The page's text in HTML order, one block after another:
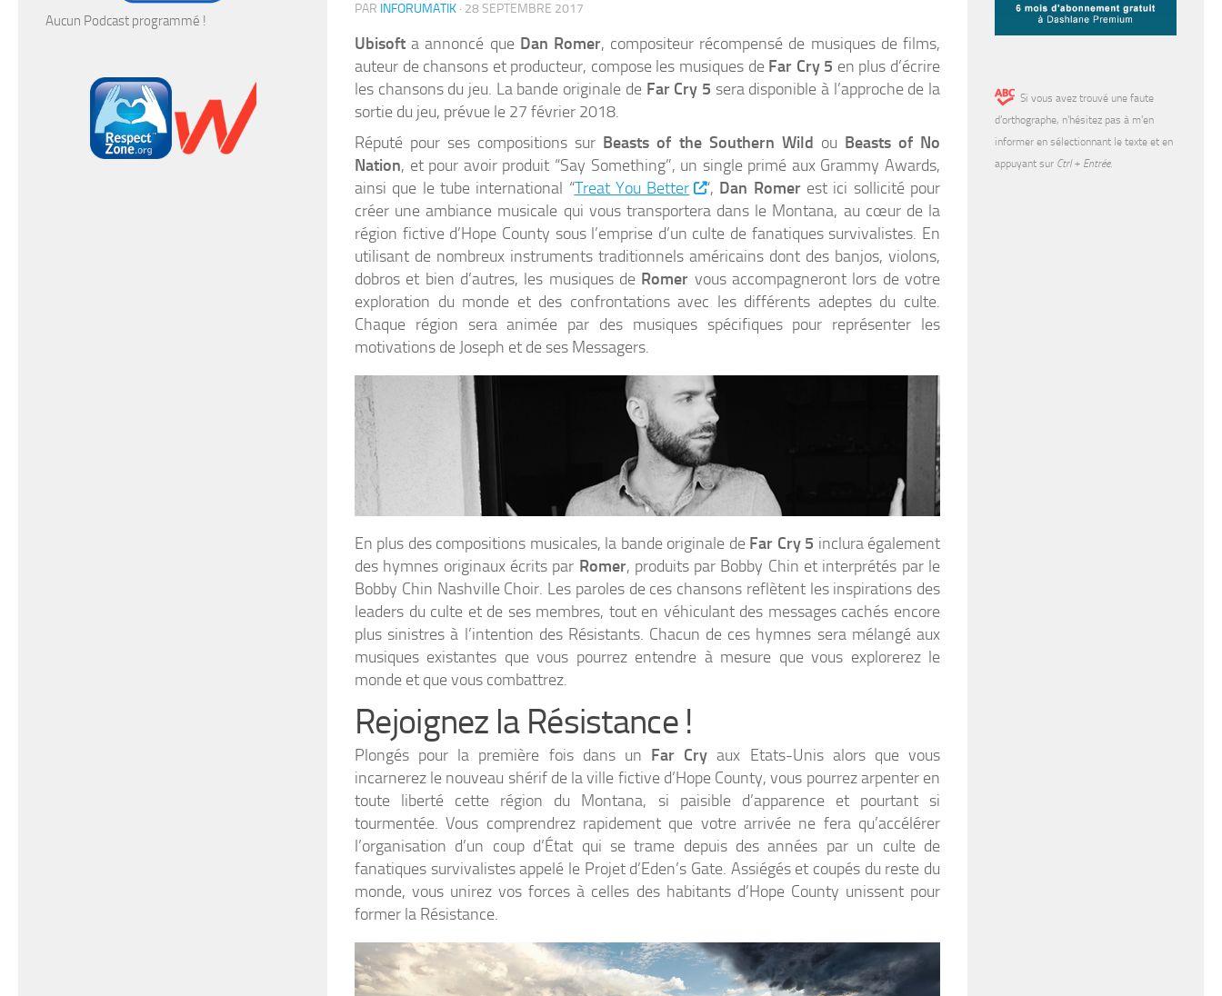
PAR INFORUMATIK · 28 SEPTEMBRE 2017
Ubisoft a annoncé que Dan Romer, compositeur récompensé de musiques de films,
auteur de chansons et producteur, compose les musiques de Far Cry 5 en plus d’écrire
les chansons du jeu. La bande originale de Far Cry 5 sera disponible à l’approche de la
sortie du jeu, prévue le 27 février 2018.
Réputé pour ses compositions sur Beasts of the Southern Wild ou Beasts of No
Nation, et pour avoir produit “Say Something”, un single primé aux Grammy Awards,
ainsi que le tube international “Treat You Better “, Dan Romerest ici sollicité pour
créer une ambiance musicale qui vous transportera dans le Montana, au cœur de la
région fictive d’Hope County sous l’emprise d’un culte de fanatiques survivalistes. En
utilisant de nombreux instruments traditionnels américains dont des banjos, violons,
dobros et bien d’autres, les musiques de Romer vous accompagneront lors de votre
exploration du monde et des confrontations avec les différents adeptes du culte.
Chaque région sera animée par des musiques spécifiques pour représenter les
motivations de Joseph et de ses Messagers.
En plus des compositions musicales, la bande originale de Far Cry 5 inclura également
des hymnes originaux écrits par Romer, produits par Bobby Chin et interprétés par le
Bobby Chin Nashville Choir. Les paroles de ces chansons reflètent les inspirations des
leaders du culte et de ses membres, tout en véhiculant des messages cachés encore
plus sinistres à l’intention des Résistants. Chacun de ces hymnes sera mélangé aux
musiques existantes que vous pourrez entendre à mesure que vous explorerez le
monde et que vous combattrez.
Rejoignez la Résistance !
Plongés pour la première fois dans un Far Cry aux Etats-Unis alors que vous
incarnerez le nouveau shérif de la ville fictive d’Hope County, vous pourrez arpenter en
toute liberté cette région du Montana, si paisible d’apparence et pourtant si
tourmentée. Vous comprendrez rapidement que votre arrivée ne fera qu’accélérer
l’organisation d’un coup d’État qui se trame depuis des années par un culte de
fanatiques survivalistes appelé le Projet d’Eden’s Gate. Assiégés et coupés du reste du
monde, vous unirez vos forces à celles des habitants d’Hope County unissent pour
former la Résistance.
Aucun Podcast programmé !
Si vous avez trouvé une faute
d’orthographe, n'hésitez pas à m'en
informer en sélectionnant le texte et en
appuyant sur Ctrl + Entrée.